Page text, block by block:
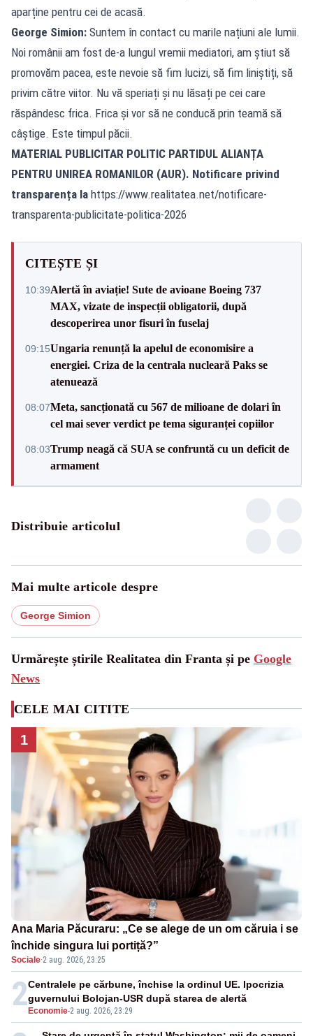
aparține pentru cei de acasă.
George Simion: Suntem în contact cu marile națiuni ale lumii.
Noi românii am fost de-a lungul vremii mediatori, am știut să
promovăm pacea, este nevoie să fim lucizi, să fim liniștiți, să
privim către viitor. Nu vă speriați și nu lăsați pe cei care
răspândesc frica. Frica şi vor să ne conducă prin teamă să
câştige. Este timpul păcii.
MATERIAL PUBLICITAR POLITIC PARTIDUL ALIANȚA
PENTRU UNIREA ROMANILOR (AUR). Notificare privind
transparența la https://www.realitatea.net/notificare-
transparenta-publicitate-politica-2026
CITEȘTE ȘI
10:39Alertă în aviație! Sute de avioane Boeing 737
MAX, vizate de inspecții obligatorii, după
descoperirea unor fisuri în fuselaj
09:15Ungaria renunță la apelul de economisire a
energiei. Criza de la centrala nucleară Paks se
atenuează
08:07Meta, sancționată cu 567 de milioane de dolari în
cel mai sever verdict pe tema siguranței copiilor
08:03Trump neagă că SUA se confruntă cu un deficit de
armament
Distribuie articolul
Mai multe articole despre
George Simion
Urmărește știrile Realitatea din Franta și pe Google
News
CELE MAI CITITE
1
Ana Maria Păcuraru: „Ce se alege de un om căruia i se
închide singura lui portiță?”
Sociale·2 aug. 2026, 23:25
2 Economie-2 aug. 2026, 23:29
Centralele pe cărbune, închise la ordinul UE. Ipocrizia
guvernului Bolojan-USR după starea de alertă